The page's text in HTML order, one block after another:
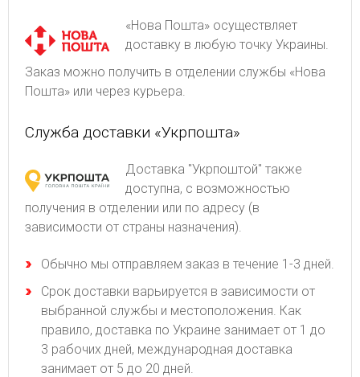
«Нова Пошта» осуществляет
доставку в любую точку Украины.
Заказ можно получить в отделении службы «Нова
Пошта» или через курьера.
Служба доставки «Укрпошта»
Доставка "Укрпоштой" также
доступна, с возможностью
получения в отделении или по адресу (в
зависимости от страны назначения).
Обычно мы отправляем заказ в течение 1-3 дней.
Срок доставки варьируется в зависимости от
выбранной службы и местоположения. Как
правило, доставка по Украине занимает от 1 до
3 рабочих дней, международная доставка
занимает от 5 до 20 дней.